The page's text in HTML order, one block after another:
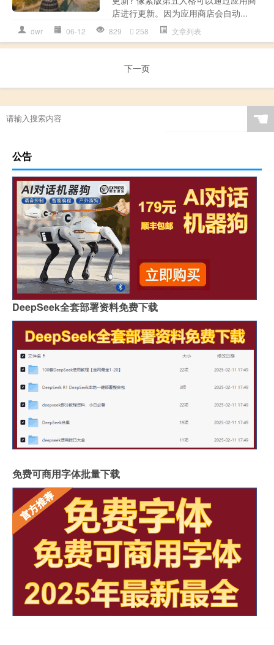
店进行更新。因为应用商店会自动...
dwr 06-12 829 258 文章列表
下一页
☚
公告
DeepSeek全套部署资料免费下载
免费可商用字体批量下载